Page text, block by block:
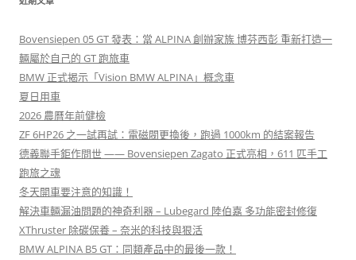
Bovensiepen 05 GT 發表：當 ALPINA 創辦家族 博芬西彭 重新打造一
輛屬於自己的 GT 跑旅車
BMW 正式揭示「Vision BMW ALPINA」概念車
夏日用車
2026 農曆年前健檢
ZF 6HP26 之一試再試：電磁閥更換後，跑過 1000km 的結案報告
德義聯手鉅作問世 —— Bovensiepen Zagato 正式亮相，611 匹手工
跑旅之魂
冬天開車要注意的知識！
解決車輛漏油問題的神奇利器 – Lubegard 陸伯嘉 多功能密封修復
XThruster 除碳保養 – 奈米的科技與狠活
BMW ALPINA B5 GT：同類產品中的最後一款！